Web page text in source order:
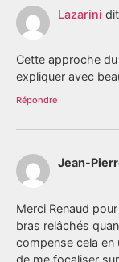
Lazarini
Cette approche
expliquer avec
Répondre
Jean-
Merci Renaud
bras relâchés
compense cela en
de me focaliser